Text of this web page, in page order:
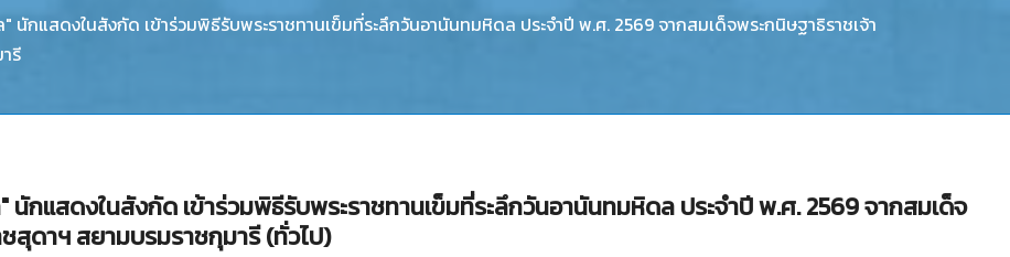
แสดงในสังกัด เข้าร่วมพิธีรับพระราชทานเข็มที่ระลึกวันอานันทมหิดล ประจำปี พ.ศ. 2569 จากสมเด็จพระกนิษฐาธิราชเจ้า
รี
แสดงในสังกัด เข้าร่วมพิธีรับพระราชทานเข็มที่ระลึกวันอานันทมหิดล ประจำปี พ.ศ. 2569 จากสมเด็จ
สุดาฯ สยามบรมราชกุมารี (ทั่วไป)